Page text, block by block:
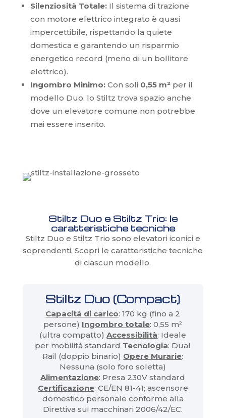
Silenziosità Totale:Il sistema di trazione
con motore elettrico integrato è quasi
impercettibile, rispettando la quiete
domestica e garantendo un risparmio
energetico record (meno di un bollitore
elettrico).
Ingombro Minimo:Con soli 0,55 m²per il
modello Duo, lo Stiltz trova spazio anche
dove un elevatore comune non potrebbe
mai essere inserito.
Stiltz Duo e Stiltz Trio: le
caratteristiche tecniche
Stiltz Duo e Stiltz Trio sono elevatori iconici e
soprendenti. Scopri le caratteristiche tecniche
di ciascun modello.
Stiltz Duo (Compact)
Capacità di carico: 170 kg (fino a 2
persone) Ingombro totale: 0,55 m²
(ultra compatto)Accessibilità: Ideale
per mobilità standard Tecnologia: Dual
Rail (doppio binario) Opere Murarie:
Nessuna (solo foro soletta)
Alimentazione: Presa 230V standard
Certificazione: CE/EN 81-41; ascensore
domestico personale conforme alla
Direttiva sui macchinari 2006/42/EC.